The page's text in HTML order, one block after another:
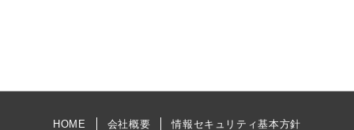
HOME 会社概要 情報セキュリティ基本方針